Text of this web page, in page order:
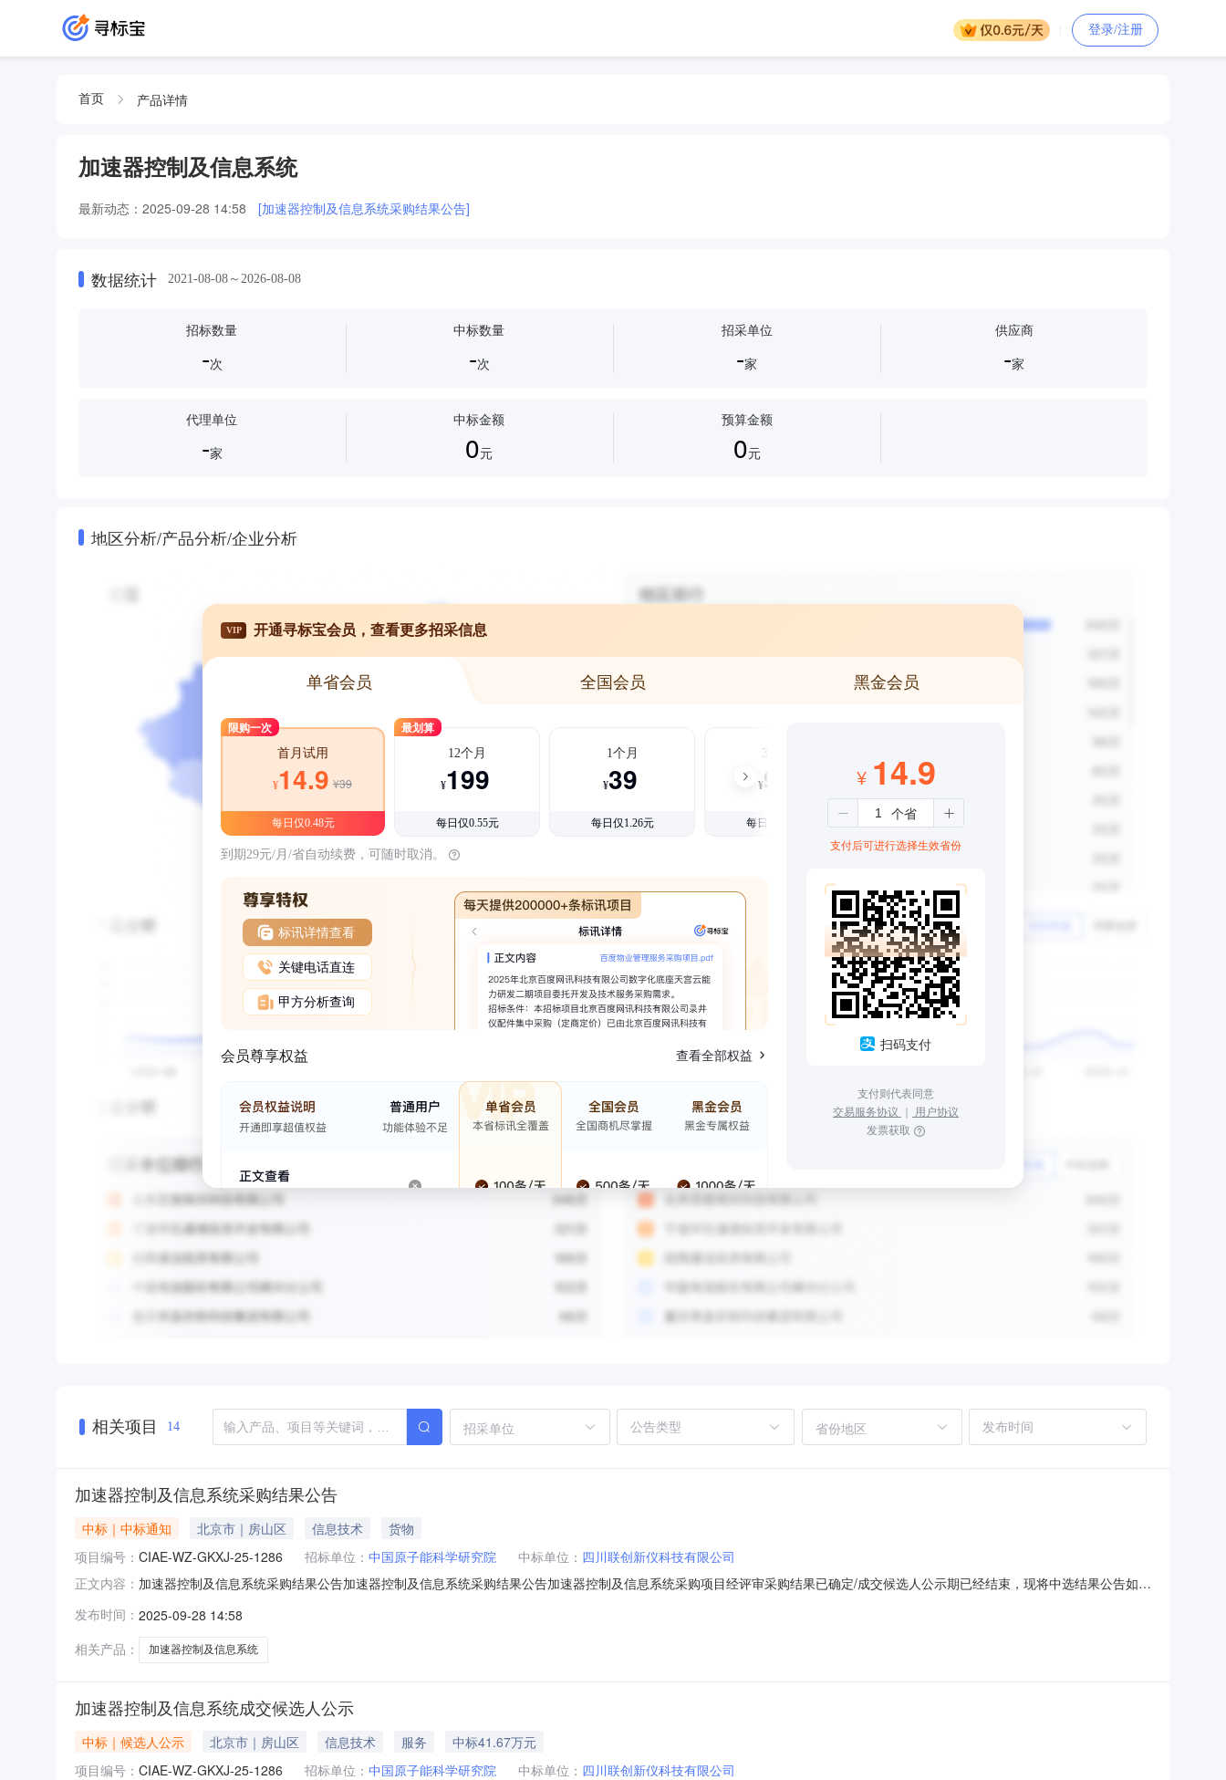
登录/注册
首页 产品详情
加速器控制及信息系统
最新动态： 2025-09-28 14:58 [加速器控制及信息系统采购结果公告]
数据统计 2021-08-08～2026-08-08
招标数量
-次
中标数量
-次
招采单位
-家
供应商
-家
代理单位
-家
中标金额
0元
预算金额
0元
地区分析/产品分析/企业分析
VIP 开通寻标宝会员，查看更多招采信息
单省会员 全国会员 黑金会员
限购一次
首月试用
¥14.9 ¥39
每日仅0.48元
最划算
12个月
¥199
每日仅0.55元
1个月
¥39
每日仅1.26元
3个月
¥99
每日仅1.08元
到期29元/月/省自动续费，可随时取消。
标讯详情查看
关键电话直连
甲方分析查询
会员尊享权益 查看全部权益
¥ 14.9
支付后可进行选择生效省份
扫码支付
支付则代表同意
交易服务协议 ｜ 用户协议
发票获取
相关项目 14 招采单位 省份地区
加速器控制及信息系统采购结果公告
中标｜中标通知 北京市｜房山区 信息技术
货物
项目编号： CIAE-WZ-GKXJ-25-1286 招标单位： 中国原子能科学研究院 中标单位： 四川联创新仪科技有限公司
正文内容： 加速器控制及信息系统采购结果公告加速器控制及信息系统采购结果公告加速器控制及信息系统采购项目经评审采购结果已确定/成交候选人公示期已经结束，现将中选结果公告如
2025年09月28日
发布时间： 2025-09-28 14:58
相关产品：
加速器控制及信息系统
加速器控制及信息系统成交候选人公示
中标｜候选人公示 北京市｜房山区 信息技术 服务
中标41.67万元
项目编号： CIAE-WZ-GKXJ-25-1286 招标单位： 中国原子能科学研究院 中标单位： 四川联创新仪科技有限公司